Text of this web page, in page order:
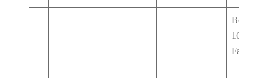
16,